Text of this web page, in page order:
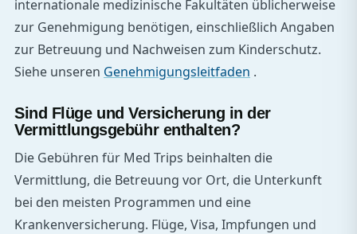
internationale medizinische Fakultäten üblicherweise
zur Genehmigung benötigen, einschließlich Angaben
zur Betreuung und Nachweisen zum Kinderschutz.
Siehe unseren Genehmigungsleitfaden .
Sind Flüge und Versicherung in der
Vermittlungsgebühr enthalten?
Die Gebühren für Med Trips beinhalten die
Vermittlung, die Betreuung vor Ort, die Unterkunft
bei den meisten Programmen und eine
Krankenversicherung. Flüge, Visa, Impfungen und